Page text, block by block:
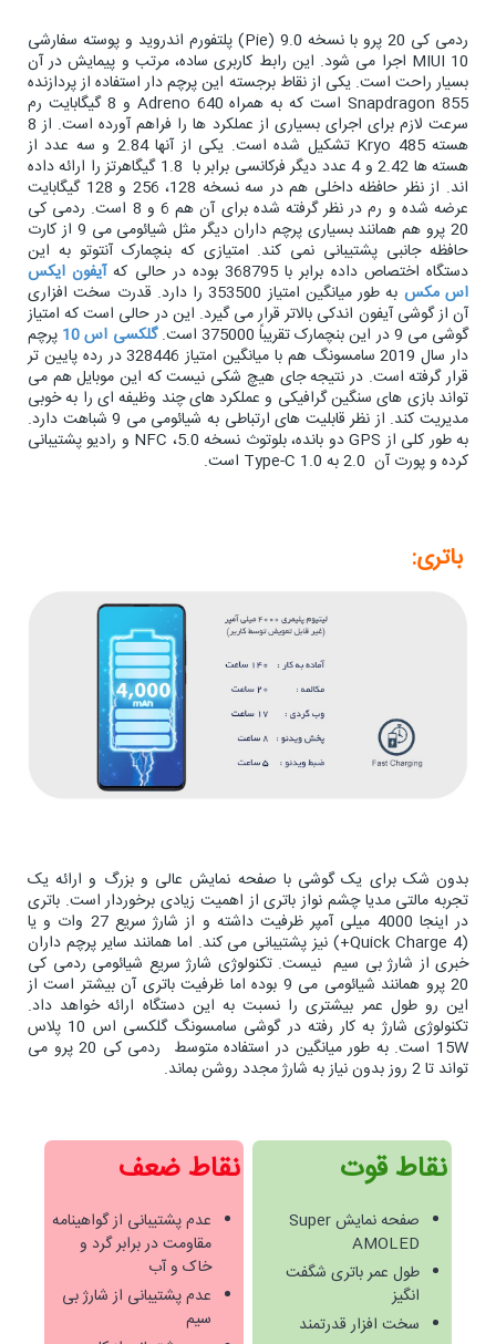
ردمی کی 20 پرو با نسخه 9.0 (Pie) پلتفورم اندروید و پوسته سفارشی
MIUI 10 اجرا می شود. این رابط کاربری ساده، مرتب و پیمایش در آن
بسیار راحت است. یکی از نقاط برجسته این پرچم دار استفاده از پردازنده
Snapdragon 855 است که به همراه Adreno 640 و 8 گیگابایت رم
سرعت لازم برای اجرای بسیاری از عملکرد ها را فراهم آورده است. از 8
هسته Kryo 485 تشکیل شده است. یکی از آنها 2.84 و سه عدد از
هسته ها 2.42 و 4 عدد دیگر فرکانسی برابر با 1.8 گیگاهرتز را ارائه داده
اند. از نظر حافظه داخلی هم در سه نسخه 128، 256 و 128 گیگابایت
عرضه شده و رم در نظر گرفته شده برای آن هم 6 و 8 است. ردمی کی
20 پرو هم همانند بسیاری پرچم داران دیگر مثل شیائومی می 9 از کارت
حافظه جانبی پشتیبانی نمی کند. امتیازی که بنچمارک آنتوتو به این
دستگاه اختصاص داده برابر با 368795 بوده در حالی که آیفون ایکس
اس مکس به طور میانگین امتیاز 353500 را دارد. قدرت سخت افزاری
آن از گوشی آیفون اندکی بالاتر قرار می گیرد. این در حالی است که امتیاز
گوشی می 9 در این بنچمارک تقریباً 375000 است. گلکسی اس 10 پرچم
دار سال 2019 سامسونگ هم با میانگین امتیاز 328446 در رده پایین تر
قرار گرفته است. در نتیجه جای هیچ شکی نیست که این موبایل هم می
تواند بازی های سنگین گرافیکی و عملکرد های چند وظیفه ای را به خوبی
مدیریت کند. از نظر قابلیت های ارتباطی به شیائومی می 9 شباهت دارد.
به طور کلی از GPS دو بانده، بلوتوث نسخه 5.0، NFC و رادیو پشتیبانی
کرده و پورت آن 2.0 به Type-C 1.0 است.
باتری:
بدون شک برای یک گوشی با صفحه نمایش عالی و بزرگ و ارائه یک
تجربه مالتی مدیا چشم نواز باتری از اهمیت زیادی برخوردار است. باتری
در اینجا 4000 میلی آمپر ظرفیت داشته و از شارژ سریع 27 وات و یا
(Quick Charge 4+) نیز پشتیبانی می کند. اما همانند سایر پرچم داران
خبری از شارژ بی سیم نیست. تکنولوژی شارژ سریع شیائومی ردمی کی
20 پرو همانند شیائومی می 9 بوده اما ظرفیت باتری آن بیشتر است از
این رو طول عمر بیشتری را نسبت به این دستگاه ارائه خواهد داد.
تکنولوژی شارژ به کار رفته در گوشی سامسونگ گلکسی اس 10 پلاس
15W است. به طور میانگین در استفاده متوسط ردمی کی 20 پرو می
تواند تا 2 روز بدون نیاز به شارژ مجدد روشن بماند.
نقاط قوت
صفحه نمایش Super
AMOLED
طول عمر باتری شگفت
انگیز
سخت افزار قدرتمند
نقاط ضعف
عدم پشتیبانی از گواهینامه
مقاومت در برابر گرد و
خاک و آب
عدم پشتیبانی از شارژ بی
سیم